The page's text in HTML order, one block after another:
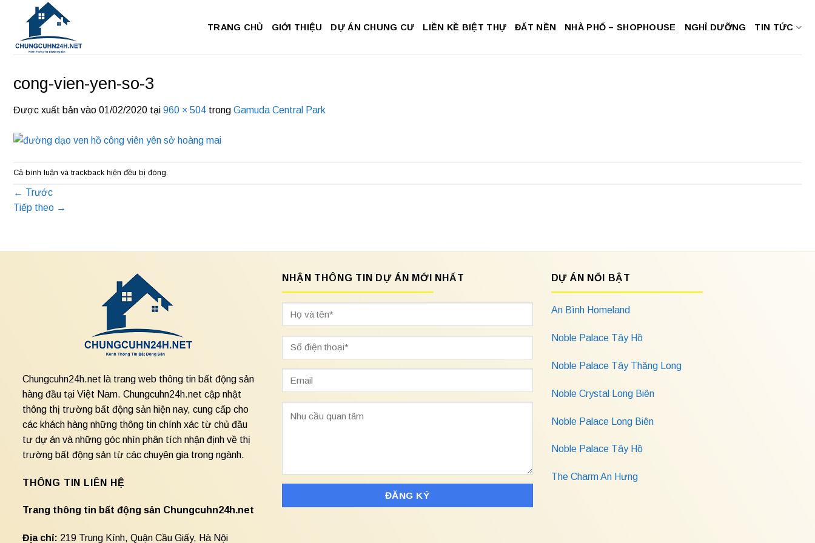
dung
TRANG CHỦ GIỚI THIỆU DỰ ÁN CHUNG CƯ LIỀN KỀ BIỆT THỰ ĐẤT NỀN NHÀ PHỐ – SHOPHOUSE NGHỈ DƯỠNG TIN TỨC
cong-vien-yen-so-3
Được xuất bản vào 01/02/2020 tại 960 × 504 trong Gamuda Central Park
Cả bình luận và trackback hiện đều bị đóng.
← Trước
Tiếp theo →
Chungcuhn24h.net là trang web thông tin bất động sản
hàng đầu tại Việt Nam. Chungcuhn24h.net cập nhật
thông thị trường bất động sản hiện nay, cung cấp cho
các khách hàng những thông tin chính xác từ chủ đầu
tư dự án và những góc nhìn phân tích nhận định về thị
trường bất động sản từ các chuyên gia trong ngành.
THÔNG TIN LIÊN HỆ
Trang thông tin bất động sản Chungcuhn24h.net
Địa chỉ: 219 Trung Kính, Quận Cầu Giấy, Hà Nội
NHẬN THÔNG TIN DỰ ÁN MỚI NHẤT DỰ ÁN NỔI BẬT
An Bình Homeland
Noble Palace Tây Hồ
Noble Palace Tây Thăng Long
Noble Crystal Long Biên
Noble Palace Long Biên
Noble Palace Tây Hồ
The Charm An Hưng